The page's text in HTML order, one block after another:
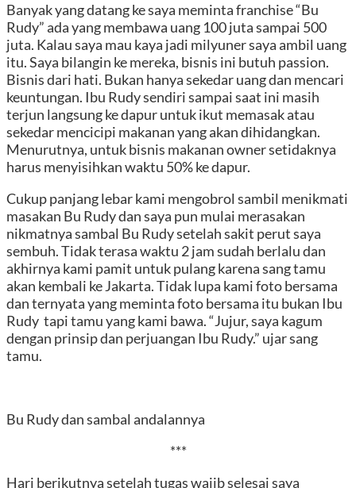
Banyak yang datang ke saya meminta franchise “Bu
Rudy” ada yang membawa uang 100 juta sampai 500
juta. Kalau saya mau kaya jadi milyuner saya ambil uang
itu. Saya bilangin ke mereka, bisnis ini butuh passion.
Bisnis dari hati. Bukan hanya sekedar uang dan mencari
keuntungan. Ibu Rudy sendiri sampai saat ini masih
terjun langsung ke dapur untuk ikut memasak atau
sekedar mencicipi makanan yang akan dihidangkan.
Menurutnya, untuk bisnis makanan owner setidaknya
harus menyisihkan waktu 50% ke dapur.
Cukup panjang lebar kami mengobrol sambil menikmati
masakan Bu Rudy dan saya pun mulai merasakan
nikmatnya sambal Bu Rudy setelah sakit perut saya
sembuh. Tidak terasa waktu 2 jam sudah berlalu dan
akhirnya kami pamit untuk pulang karena sang tamu
akan kembali ke Jakarta. Tidak lupa kami foto bersama
dan ternyata yang meminta foto bersama itu bukan Ibu
Rudy tapi tamu yang kami bawa. “Jujur, saya kagum
dengan prinsip dan perjuangan Ibu Rudy.” ujar sang
tamu.
Bu Rudy dan sambal andalannya
***
Hari berikutnya setelah tugas wajib selesai saya